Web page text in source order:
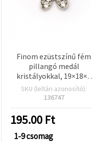
Finom ezüstszínű fém
pillangó medál
kristályokkal, 19×18×2
mm, furat 1,5 mm – 2 db
SKU (leltári azonosító):
136747
195.00 Ft
1-9 csomag